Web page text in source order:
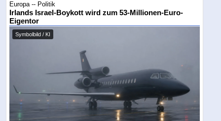
Europa -- Politik
Irlands Israel-Boykott wird zum 53-Millionen-Euro-
Eigentor
Symbolbild / KI